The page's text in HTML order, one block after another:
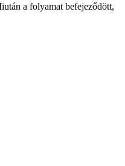
a folyamat befejeződött,